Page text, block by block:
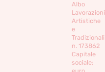
Albo
Lavorazioni
Artistiche
e
Tradizionali
n. 173862
Capitale
sociale: